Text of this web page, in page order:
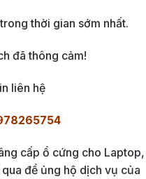
thời gian sớm nhất.
đã thông cảm!
liên hệ
cấp ổ cứng cho Laptop,
để ủng hộ dịch vụ của